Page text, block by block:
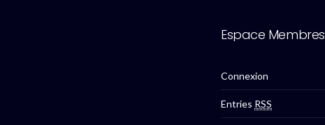
Espace Membres
Connexion
Entries RSS